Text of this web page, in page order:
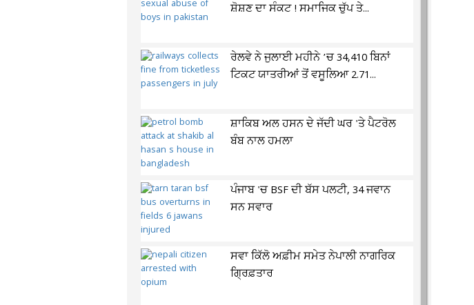
ਸ਼ੋਸ਼ਣ ਦਾ ਸੰਕਟ ! ਸਮਾਜਿਕ ਚੁੱਪ ਤੇ...
ਰੇਲਵੇ ਨੇ ਜੁਲਾਈ ਮਹੀਨੇ ’ਚ 34,410 ਬਿਨਾਂ
ਟਿਕਟ ਯਾਤਰੀਆਂ ਤੋਂ ਵਸੂਲਿਆ 2.71...
ਸ਼ਾਕਿਬ ਅਲ ਹਸਨ ਦੇ ਜੱਦੀ ਘਰ 'ਤੇ ਪੈਟਰੋਲ
ਬੰਬ ਨਾਲ ਹਮਲਾ
ਪੰਜਾਬ 'ਚ BSF ਦੀ ਬੱਸ ਪਲਟੀ, 34 ਜਵਾਨ
ਸਨ ਸਵਾਰ
ਸਵਾ ਕਿੱਲੋ ਅਫ਼ੀਮ ਸਮੇਤ ਨੇਪਾਲੀ ਨਾਗਰਿਕ
ਗ੍ਰਿਫ਼ਤਾਰ